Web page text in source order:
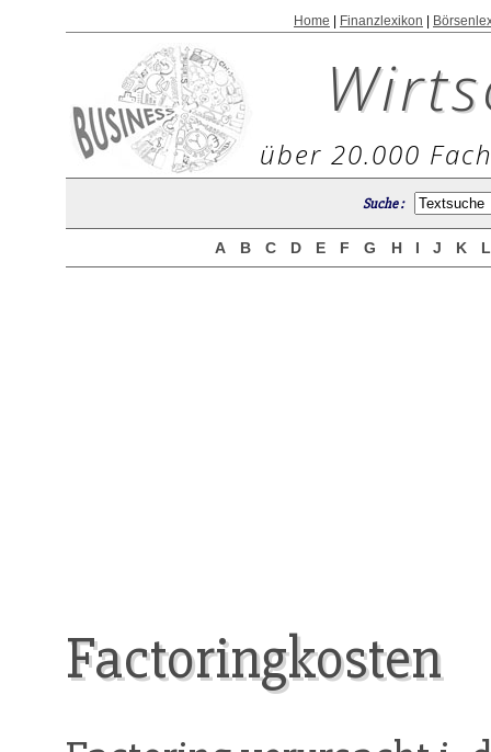
Home Finanzlexikon
über 20.000
Suche :
A B C D E F G H I J K
Factoringkosten